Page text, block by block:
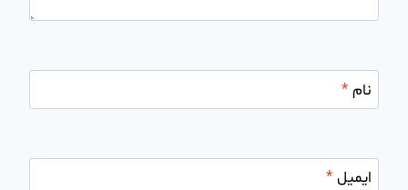
نام*
ایمیل*